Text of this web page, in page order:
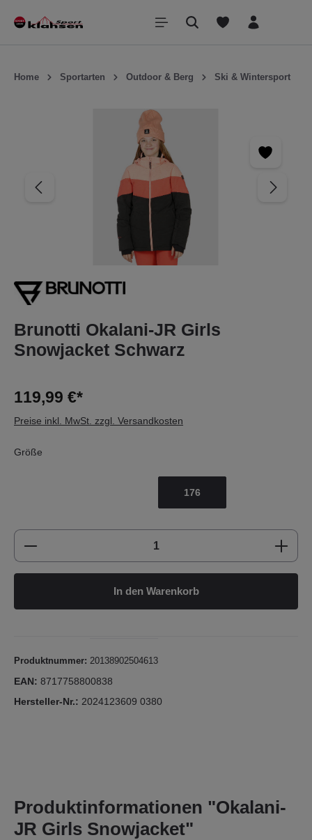
springen
Home Sportarten Outdoor & Berg Ski & Wintersport
Brunotti Okalani-JR Girls
Snowjacket Schwarz
119,99 €*
Preise inkl. MwSt. zzgl. Versandkosten
Größe
176
Produkt Anzahl: Gib den gewünschten
In den Warenkorb
Produktnummer: 20138902504613
EAN: 8717758800838
Hersteller-Nr.: 2024123609 0380
Produktinformationen "Okalani-
JR Girls Snowjacket"